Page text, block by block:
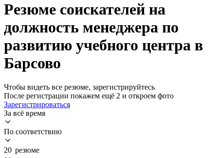
Резюме соискателей на
должность менеджера по
развитию учебного центра в
Барсово
Чтобы видеть все резюме, зарегистрируйтесь
После регистрации покажем ещё 2 и откроем фото
Зарегистрироваться
За всё время
По соответствию
20 резюме